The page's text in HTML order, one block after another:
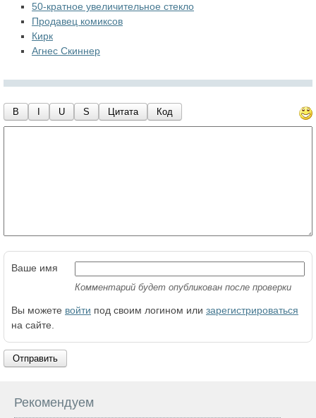
50-кратное увеличительное стекло
Продавец комиксов
Кирк
Агнес Скиннер
B U S Цитата Код
Ваше имя
Комментарий будет опубликован после проверки
Вы можете войти под своим логином или зарегистрироваться
на сайте.
Отправить
Рекомендуем